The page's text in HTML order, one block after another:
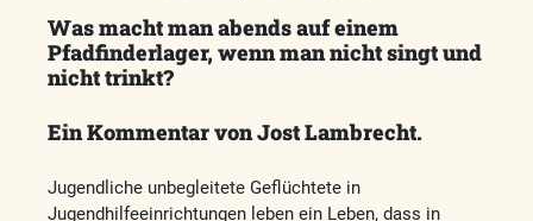
Was macht man abends auf einem
Pfadfinderlager, wenn man nicht singt und
nicht trinkt?
Ein Kommentar von Jost Lambrecht.
Jugendliche unbegleitete Geflüchtete in
Jugendhilfeeinrichtungen leben ein Leben, dass in